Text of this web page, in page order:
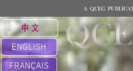
中 文
ENGLISH
FRANÇAIS